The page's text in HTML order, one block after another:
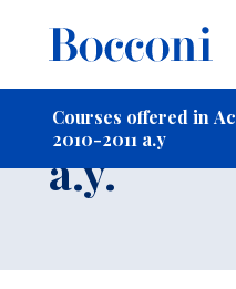
Courses offered in
2010-2011 a.y
-
Course
a.y.